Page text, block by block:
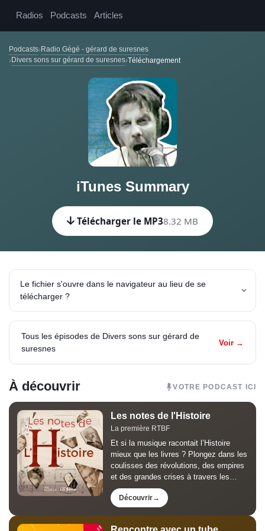
Radios Podcasts Articles
Podcasts Radio Gégé - gérard de suresnes
Divers sons sur gérard de suresnes Téléchargement
iTunes Summary
Télécharger le MP38.32 MB
Le fichier s'ouvre dans le navigateur au lieu de se
télécharger ?
Tous les épisodes de Divers sons sur gérard de
suresnes
Voir →
À découvrir VOTRE PODCAST ICI
Les notes de l'Histoire
La première RTBF
Et si la musique racontait l’Histoire
mieux que les livres ? Plongez dans les
coulisses des révolutions, des empires
et des grandes crises à travers les
œuvres qui les ont marquées. Les
Notes de l’Histoire, animé par Jean-
Découvrir